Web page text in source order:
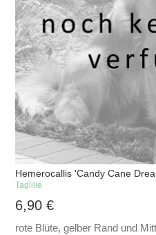
Hemerocallis 'Candy Cane
Taglilie
6,90€
rote Blüte, gelber Rand und